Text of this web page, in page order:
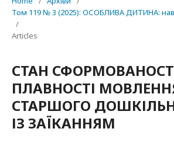
Том 119 № 3 (2025): ОСОБЛИВА ДИТИНА:
/
Articles
СТАН
ПЛАВНОСТІ
СТАРШОГО
ІЗ ЗАЇКАННЯМ